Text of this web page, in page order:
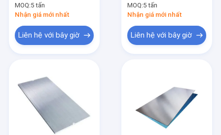
Sản phẩm
Về chúng tôi
Chuyến tham quan nhà máy
MOQ:5 tấn
Nhận giá mới nhất
Liên hệ với bây giờ
MOQ:5 tấn
Nhận giá mới nhất
Liên hệ với bây giờ